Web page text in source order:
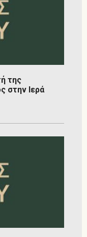
της
στην Ιερά